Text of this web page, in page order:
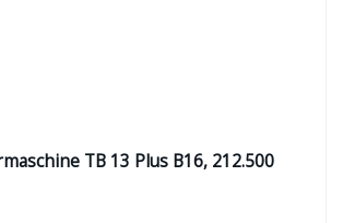
TB 13 Plus B16, 212.500